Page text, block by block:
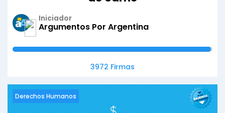
Iniciador
Argumentos Por Argentina
3972 Firmas
Derechos Humanos